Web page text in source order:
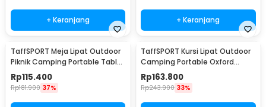
+ Keranjang + Keranjang
TaffSPORT Meja Lipat Outdoor
Piknik Camping Portable Table
with Bag 53x51x50cm - AF59
Rp115.400
Rp181.900 37%
TaffSPORT Kursi Lipat Outdoor
Camping Portable Oxford
Folding Chair XL - YH6
Rp163.800
Rp243.900 33%